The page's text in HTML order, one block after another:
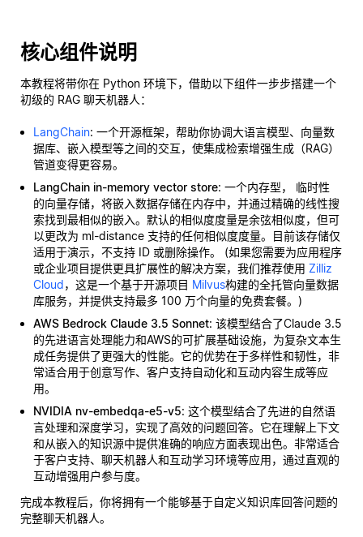
核心组件说明
本教程将带你在 Python 环境下，借助以下组件一步步搭建一个
初级的 RAG 聊天机器人：
LangChain: 一个开源框架，帮助你协调大语言模型、向量数
据库、嵌入模型等之间的交互，使集成检索增强生成（RAG）
管道变得更容易。
LangChain in-memory vector store: 一个内存型， 临时性
的向量存储，将嵌入数据存储在内存中，并通过精确的线性搜
索找到最相似的嵌入。默认的相似度度量是余弦相似度，但可
以更改为 ml-distance 支持的任何相似度度量。目前该存储仅
适用于演示，不支持 ID 或删除操作。 (如果您需要为应用程序
或企业项目提供更具扩展性的解决方案，我们推荐使用 Zilliz
Cloud，这是一个基于开源项目 Milvus构建的全托管向量数据
库服务，并提供支持最多 100 万个向量的免费套餐。)
AWS Bedrock Claude 3.5 Sonnet: 该模型结合了Claude 3.5
的先进语言处理能力和AWS的可扩展基础设施，为复杂文本生
成任务提供了更强大的性能。它的优势在于多样性和韧性，非
常适合用于创意写作、客户支持自动化和互动内容生成等应
用。
NVIDIA nv-embedqa-e5-v5: 这个模型结合了先进的自然语
言处理和深度学习，实现了高效的问题回答。它在理解上下文
和从嵌入的知识源中提供准确的响应方面表现出色。非常适合
于客户支持、聊天机器人和互动学习环境等应用，通过直观的
互动增强用户参与度。
完成本教程后，你将拥有一个能够基于自定义知识库回答问题的
完整聊天机器人。